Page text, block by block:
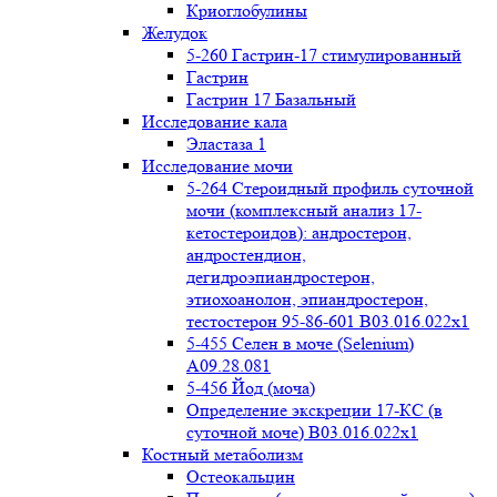
Криоглобулины
Желудок
5-260 Гастрин-17 стимулированный
Гастрин
Гастрин 17 Базальный
Исследование кала
Эластаза 1
Исследование мочи
5-264 Стероидный профиль суточной
мочи (комплексный анализ 17-
кетостероидов): андростерон,
андростендион,
дегидроэпиандростерон,
этиохоанолон, эпиандростерон,
тестостерон 95-86-601 B03.016.022x1
5-455 Селен в моче (Selenium)
A09.28.081
5-456 Йод (моча)
Определение экскреции 17-КС (в
суточной моче) B03.016.022x1
Костный метаболизм
Остеокальцин